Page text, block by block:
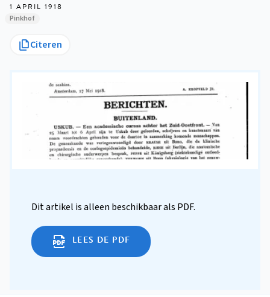
1 APRIL 1918
Pinkhof
Citeren
Dit artikel is alleen beschikbaar als PDF.
LEES DE PDF